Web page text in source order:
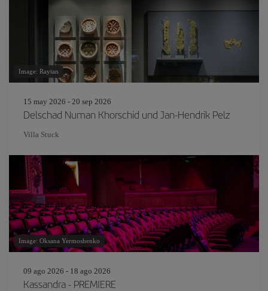
Image: Raytan
15 may 2026 - 20 sep 2026
Delschad Numan Khorschid und Jan-Hendrik Pelz
Villa Stuck
Image: Oksana Yermoshenko
09 ago 2026 - 18 ago 2026
Kassandra - PREMIERE